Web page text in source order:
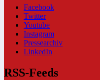
Facebook
Twitter
Youtube
Instagram
Pressearchiv
LinkedIn
RSS-Feeds